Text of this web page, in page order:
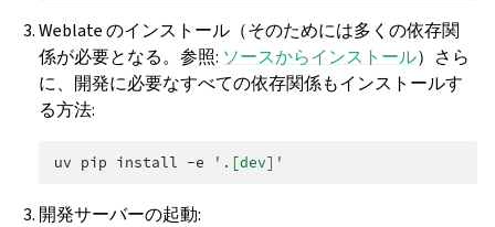
Weblate のインストール（そのためには多くの依存関
係が必要となる。参照: ソースからインストール）さら
に、開発に必要なすべての依存関係もインストールす
る方法:
uv pip install -e '.[dev]'
開発サーバーの起動: